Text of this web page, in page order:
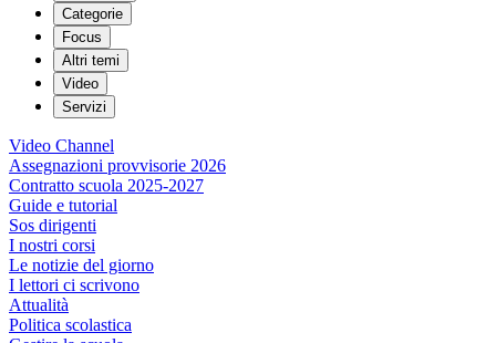
Categorie
Focus
Altri temi
Video
Servizi
Video Channel
Assegnazioni provvisorie 2026
Contratto scuola 2025-2027
Guide e tutorial
Sos dirigenti
I nostri corsi
Le notizie del giorno
I lettori ci scrivono
Attualità
Politica scolastica